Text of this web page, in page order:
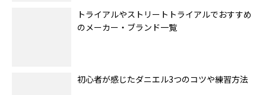
トライアルやストリートトライアルでおすすめ
のメーカー・ブランド一覧
初心者が感じたダニエル3つのコツや練習方法